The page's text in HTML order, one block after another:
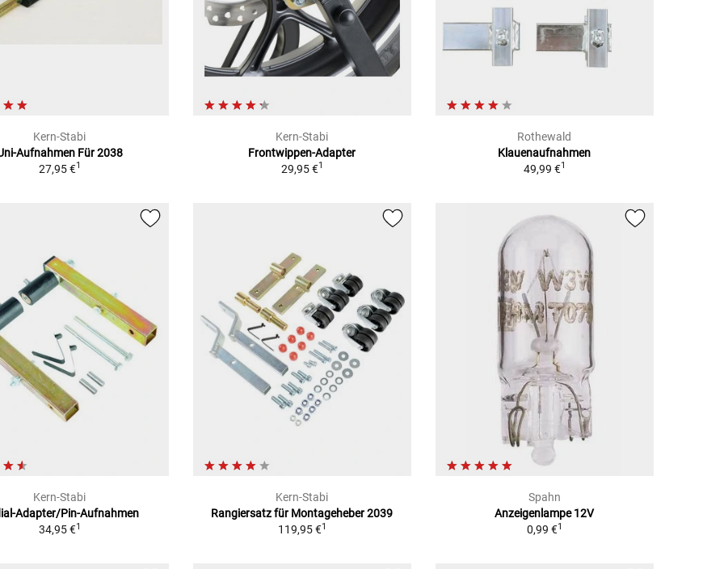
Kern-Stabi
Aufnahmen Für 2038
27,95 €1
Kern-Stabi
Frontwippen-Adapter
29,95 €1
Rothewald
Klauenaufnahmen
49,99 €1
Kern-Stabi
Adapter/Pin-Aufnahmen
34,95 €1
Kern-Stabi
Rangiersatz für Montageheber 2039
119,95 €1
Spahn
Anzeigenlampe 12V
0,99 €1